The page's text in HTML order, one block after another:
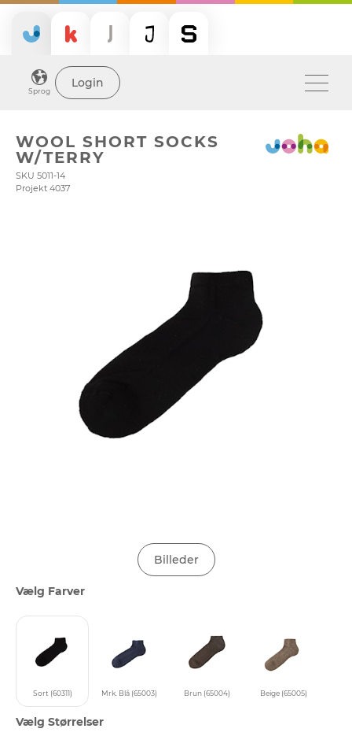
Sprog
Login
WOOL SHORT SOCKS
W/TERRY
SKU 5011-14
Projekt 4037
Billeder
Vælg Farver
Sort (60311) Mrk. Blå (65003) Brun (65004) Beige (65005)
Vælg Størrelser